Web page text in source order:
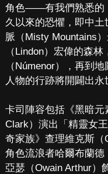
角色——有我們熟悉的
久以來的恐懼，即中
脈（Misty Mountains
（Lindon）宏偉的森
（Númenor），再到
人物的行跡將開闢出永
卡司陣容包括《黑暗
Clark）演出「精靈女
奇家族》查理維克斯
角色流浪者哈爾布蘭德
亞瑟（Owain Arthur）